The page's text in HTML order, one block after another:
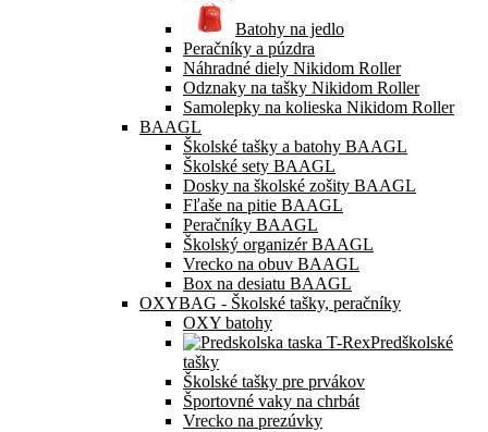
Batohy na jedlo
Peračníky a púzdra
Náhradné diely Nikidom Roller
Odznaky na tašky Nikidom Roller
Samolepky na kolieska Nikidom Roller
BAAGL
Školské tašky a batohy BAAGL
Školské sety BAAGL
Dosky na školské zošity BAAGL
Fľaše na pitie BAAGL
Peračníky BAAGL
Školský organizér BAAGL
Vrecko na obuv BAAGL
Box na desiatu BAAGL
OXYBAG - Školské tašky, peračníky
OXY batohy
Predškolské
tašky
Školské tašky pre prvákov
Športovné vaky na chrbát
Vrecko na prezúvky